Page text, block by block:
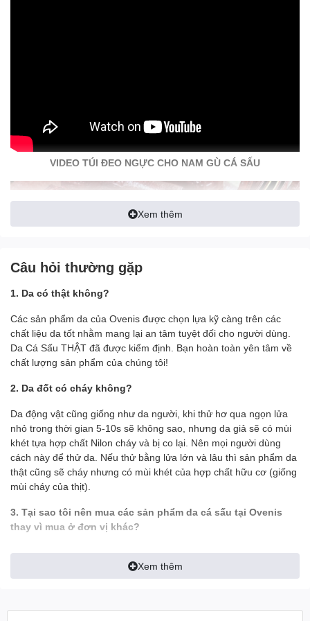
VIDEO TÚI ĐEO NGỰC CHO NAM GÙ CÁ SẤU
Xem thêm
Câu hỏi thường gặp
1. Da có thật không?
Các sản phẩm da của Ovenis được chọn lựa kỹ càng trên các
chất liệu da tốt nhằm mang lại an tâm tuyệt đối cho người dùng.
Da Cá Sấu THẬT đã được kiểm định. Bạn hoàn toàn yên tâm về
chất lượng sản phẩm của chúng tôi!
2. Da đốt có cháy không?
Da động vật cũng giống như da người, khi thử hơ qua ngọn lửa
nhỏ trong thời gian 5-10s sẽ không sao, nhưng da giả sẽ có mùi
khét tựa hợp chất Nilon cháy và bị co lại. Nên mọi người dùng
cách này để thử da. Nếu thử bằng lửa lớn và lâu thì sản phẩm da
thật cũng sẽ cháy nhưng có mùi khét của hợp chất hữu cơ (giống
mùi cháy của thịt).
3. Tại sao tôi nên mua các sản phẩm da cá sấu tại Ovenis
thay vì mua ở đơn vị khác?
- Tất cả hình ảnh đều được Ovenis chụp thật trên tay để khách có
được cái nhìn chính xác nhất về sản phẩm, tránh làm sai lệch tính
thực tế của sản phẩm
- Ship tới không mua không sao
Xem thêm